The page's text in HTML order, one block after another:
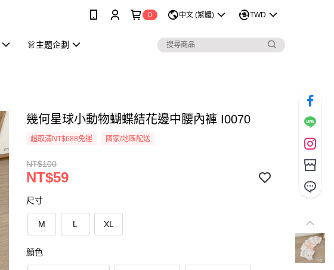
0 中文 (繁體) TWD
👗主題企劃
幾何星球小動物蝴蝶結花邊中腰內褲 I0070
超取滿NT$688免運 國家/地區配送
NT$100
NT$59
尺寸
M L XL
顏色